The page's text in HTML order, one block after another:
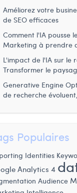
Améliorez votre
de SEO efficaces
Comment l'IA pousse
Marketing à prendre
L'impact de l'IA sur le
Transformer le
Generative Engine
de recherche
Populaires
Identities
Analytics 4
Audience